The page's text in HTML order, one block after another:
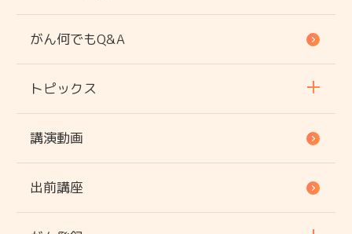
がん何でもQ&A
トピックス
講演動画
出前講座